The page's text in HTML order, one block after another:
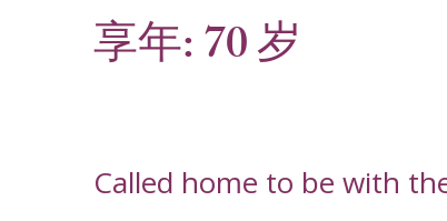
享年: 70 岁
Called home to be with